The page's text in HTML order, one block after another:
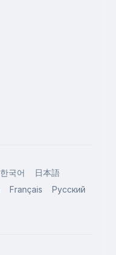
한국어
日本語
Français
Русский